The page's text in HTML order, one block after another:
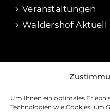
Um Ihnen ein optimales
Technologien wie Cookies, um
Veranstaltungen
Waldershof Aktuell
RECHTLICHES
Datenschutz